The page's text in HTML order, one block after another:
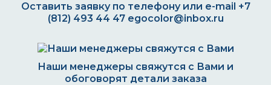
Оставить заявку по телефону или e-mail +7
(812) 493 44 47 egocolor@inbox.ru
Наши менеджеры свяжутся с Вами и
обоговорят детали заказа